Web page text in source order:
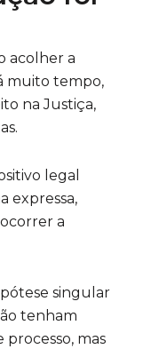
acolher a
muito tempo,
na Justiça,
legal
expressa,
a
singular
tenham
mas